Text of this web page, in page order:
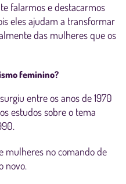
falarmos e destacarmos
eles ajudam a transformar
das mulheres que os
feminino?
entre os anos de 1970
estudos sobre o tema
mulheres no comando de
novo.